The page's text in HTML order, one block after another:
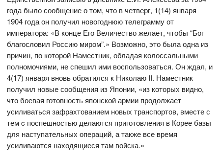
года было сообщение о том, что в четверг, 1(14) января
1904 года он получил новогоднюю телеграмму от
императора: «В конце Его Величество желает, чтобы “Бог
благословил Россию миром”.» Возможно, это была одна из
причин, по которой Наместник, обладая колоссальными
полномочиями, не спешил ими воспользоваться. Он ждал, и
4(17) января вновь обратился к Николаю II. Наместник
получил новые сообщения из Японии, «из которых видно,
что боевая готовность японской армии продолжает
усиливаться зафрахтованием новых транспортов, вместе с
тем c поспешностью делаются приготовления в Корее базы
для наступательных операций, а также все время
усиливаются находящиеся там войска.»